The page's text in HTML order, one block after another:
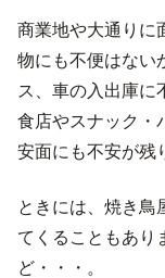
商業地や大通りに
物にも不便はない
ス、車の入出庫に
食店やスナック・
安面にも不安が残
ときには、焼き鳥
てくることもあり
ど・・・。